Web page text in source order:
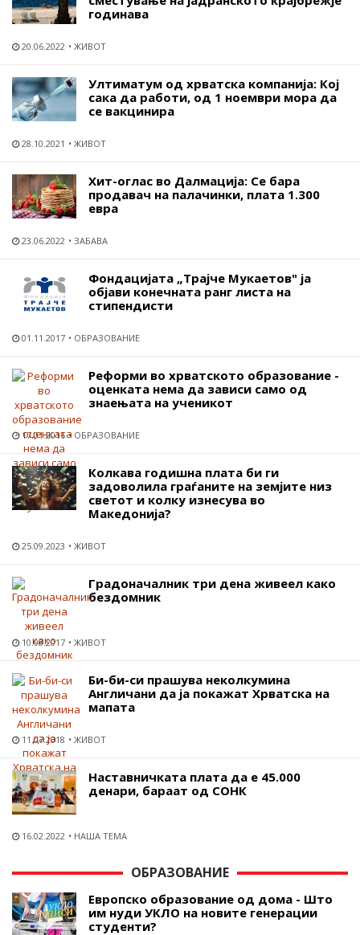
годинава
20.06.2022 ЖИВОТ
Ултиматум од хрватска компанија: Кој
сака да работи, од 1 ноември мора да
се вакцинира
28.10.2021 ЖИВОТ
Хит-оглас во Далмација: Се бара
продавач на палачинки, плата 1.300
евра
23.06.2022 ЗАБАВА
Фондацијата „Трајче Мукаетов" ја
објави конечната ранг листа на
стипендисти
01.11.2017 ОБРАЗОВАНИЕ
Реформи во хрватското образование -
оценката нема да зависи само од
знаењата на ученикот
17.01.2016 ОБРАЗОВАНИЕ
Колкава годишна плата би ги
задоволила граѓаните на земјите низ
светот и колку изнесува во
Македонија?
25.09.2023 ЖИВОТ
Градоначалник три дена живеел како
бездомник
10.08.2017 ЖИВОТ
Би-би-си прашува неколкумина
Англичани да ја покажат Хрватска на
мапата
11.07.2018 ЖИВОТ
Наставничката плата да е 45.000
денари, бараат од СОНК
16.02.2022 НАША ТЕМА
ОБРАЗОВАНИЕ
Европско образование од дома - Што
им нуди УКЛО на новите генерации
студенти?